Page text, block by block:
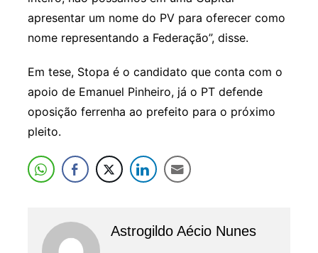
apresentar um nome do PV para oferecer como
nome representando a Federação”, disse.
Em tese, Stopa é o candidato que conta com o
apoio de Emanuel Pinheiro, já o PT defende
oposição ferrenha ao prefeito para o próximo
pleito.
Astrogildo Aécio Nunes